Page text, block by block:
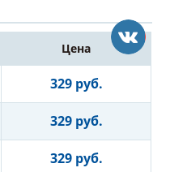
Цена
329 руб.
329 руб.
329 руб.